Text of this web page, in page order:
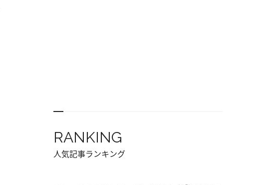
RANKING
人気記事ランキング